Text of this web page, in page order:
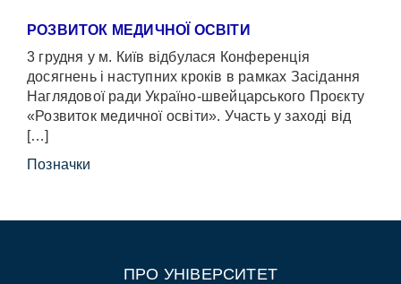
РОЗВИТОК МЕДИЧНОЇ ОСВІТИ
3 грудня у м. Київ відбулася Конференція
досягнень і наступних кроків в рамках Засідання
Наглядової ради Україно-швейцарського Проєкту
«Розвиток медичної освіти». Участь у заході від
[…]
Позначки
ПРО УНІВЕРСИТЕТ